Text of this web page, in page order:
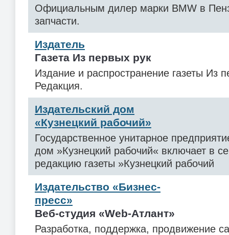
Официальным дилер марки BMW в
запчасти.
Издатель
Газета Из первых рук
Издание и распространение газеты Из
Редакция.
Издательский дом
«Кузнецкий рабочий»
Государственное унитарное
дом »Кузнецкий рабочий« включает в
редакцию газеты »Кузнецкий рабочий
Издательство «Бизнес-
пресс»
Веб-студия «Web-Атлант»
Разработка, поддержка, продвижение